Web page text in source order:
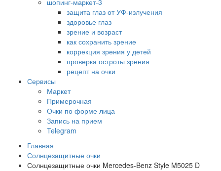
шопинг-маркет-3
защита глаз от УФ-излучения
здоровье глаз
зрение и возраст
как сохранить зрение
коррекция зрения у детей
проверка остроты зрения
рецепт на очки
Сервисы
Маркет
Примерочная
Очки по форме лица
Запись на прием
Telegram
Главная
Солнцезащитные очки
Солнцезащитные очки Mercedes-Benz Style M5025 D